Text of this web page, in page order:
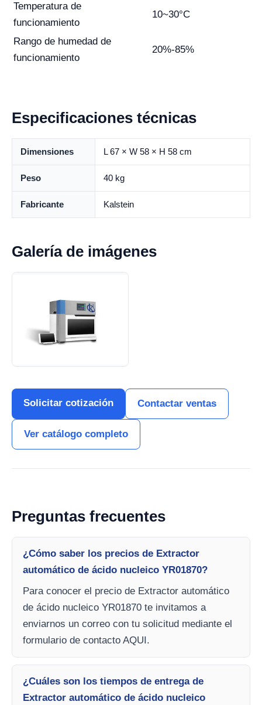
Temperatura de
funcionamiento
10~30°C
Rango de humedad de
funcionamiento
20%-85%
Especificaciones técnicas
Dimensiones L 67 × W 58 × H 58 cm
Peso 40 kg
Fabricante Kalstein
Galería de imágenes
Solicitar cotización Contactar ventas
Ver catálogo completo
Preguntas frecuentes
¿Cómo saber los precios de Extractor
automático de ácido nucleico YR01870?
Para conocer el precio de Extractor automático
de ácido nucleico YR01870 te invitamos a
enviarnos un correo con tu solicitud mediante el
formulario de contacto AQUI.
¿Cuáles son los tiempos de entrega de
Extractor automático de ácido nucleico